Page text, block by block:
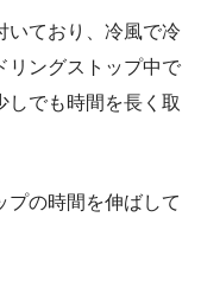
いており、冷風で冷
リングストップ中で
しでも時間を長く取
プの時間を伸ばして